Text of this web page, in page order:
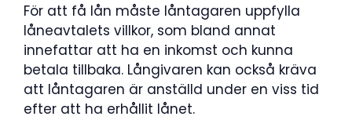
För att få lån måste låntagaren uppfylla
låneavtalets villkor, som bland annat
innefattar att ha en inkomst och kunna
betala tillbaka. Långivaren kan också kräva
att låntagaren är anställd under en viss tid
efter att ha erhållit lånet.